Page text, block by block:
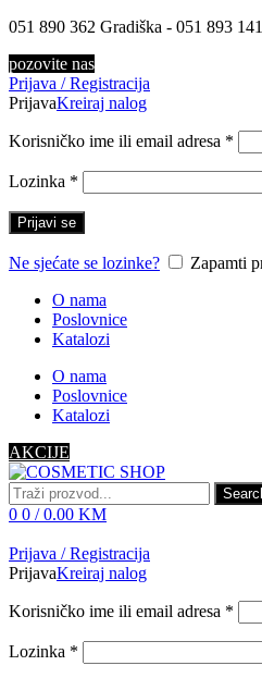
051 890 362 Gradiška - 051 893
pozovite nas
Prijava / Registracija
PrijavaKreiraj nalog
Korisničko ime ili email adresa *
Lozinka *
Prijavi se
Ne sjećate se lozinke?
Zapamti
O nama
Poslovnice
Katalozi
O nama
Poslovnice
Katalozi
AKCIJE
0 0 / 0.00 KM
Prijava / Registracija
PrijavaKreiraj nalog
Korisničko ime ili email adresa *
Lozinka *